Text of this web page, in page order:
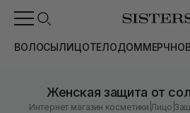
ВОЛОСЫЛИЦОТЕЛОДОММЕРЧ
Женская защита от
Интернет магазин косметики |Лицо